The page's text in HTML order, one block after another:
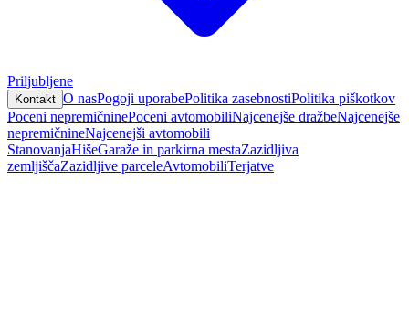
Priljubljene
Kontakt O nasPogoji uporabePolitika zasebnostiPolitika piškotkov
Poceni nepremičninePoceni avtomobiliNajcenejše dražbeNajcenejše
nepremičnineNajcenejši avtomobili
StanovanjaHišeGaraže in parkirna mestaZazidljiva
zemljiščaZazidljive parceleAvtomobiliTerjatve